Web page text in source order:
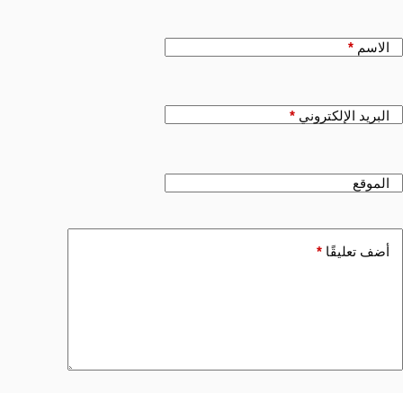
الاسم *
البريد الإلكتروني *
الموقع
أضف تعليقًا *